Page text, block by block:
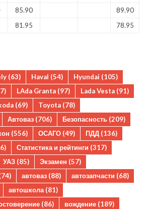
85.90
89.90
81.95 78.95
(63) Haval (54) Hyundai (105)
LAda Granta (97) Lada Vesta (91)
(69) Toyota (78)
Автоваз (706) Безопасность (209)
(556) ОСАГО (49) ПДД (136)
Статистика и рейтинги (317)
УАЗ (85) Экзамен (57)
автоваз (88) автозапчасти (68)
автошкола(81)
(86) вождение (189)